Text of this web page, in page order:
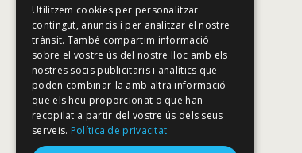
Utilitzem cookies per personalitzar
contingut, anuncis i per analitzar el nostre
trànsit. També compartim informació
sobre el vostre ús del nostre lloc amb els
nostres socis publicitaris i analítics que
poden combinar-la amb altra informació
que els heu proporcionat o que han
recopilat a partir del vostre ús dels seus
serveis. Política de privacitat